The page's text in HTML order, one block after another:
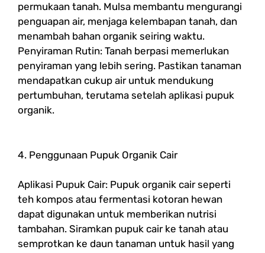
permukaan tanah. Mulsa membantu mengurangi
penguapan air, menjaga kelembapan tanah, dan
menambah bahan organik seiring waktu.
Penyiraman Rutin: Tanah berpasi memerlukan
penyiraman yang lebih sering. Pastikan tanaman
mendapatkan cukup air untuk mendukung
pertumbuhan, terutama setelah aplikasi pupuk
organik.
4. Penggunaan Pupuk Organik Cair
Aplikasi Pupuk Cair: Pupuk organik cair seperti
teh kompos atau fermentasi kotoran hewan
dapat digunakan untuk memberikan nutrisi
tambahan. Siramkan pupuk cair ke tanah atau
semprotkan ke daun tanaman untuk hasil yang